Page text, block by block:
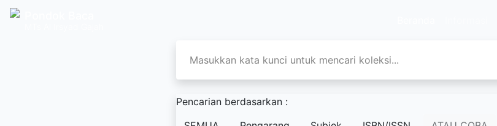
Pencarian berdasarkan :